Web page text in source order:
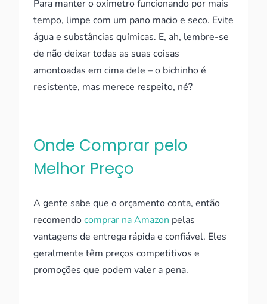
Para manter o oxímetro funcionando por mais
tempo, limpe com um pano macio e seco. Evite
água e substâncias químicas. E, ah, lembre-se
de não deixar todas as suas coisas
amontoadas em cima dele – o bichinho é
resistente, mas merece respeito, né?
Onde Comprar pelo
Melhor Preço
A gente sabe que o orçamento conta, então
recomendocomprar na Amazon pelas
vantagens de entrega rápida e confiável. Eles
geralmente têm preços competitivos e
promoções que podem valer a pena.